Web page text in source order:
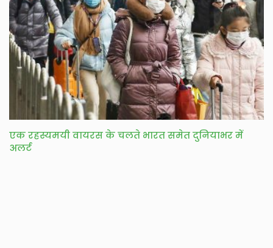
एक रहस्यमयी वायरस के चलते भारत समेत दुनियाभर में
अलर्ट